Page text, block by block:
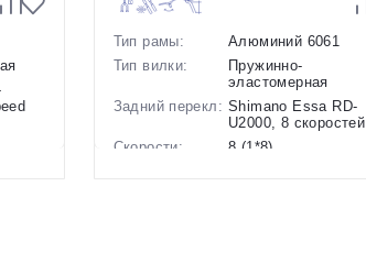
Тип рамы:
Алюминий 6061
Тип вилки:
Пружинно-
эластомерная
Задний перекл: Shimano Essa RD-
U2000, 8 скоростей
Скорости:
8 (1*8)